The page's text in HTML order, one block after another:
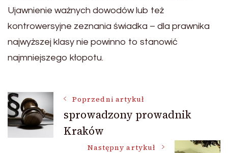
Ujawnienie ważnych dowodów lub też
kontrowersyjne zeznania świadka – dla prawnika
najwyższej klasy nie powinno to stanowić
najmniejszego kłopotu.
Nawigacja
wpisu
Poprzedni artykuł
sprowadzony prowadnik
Kraków
Następny artykuł